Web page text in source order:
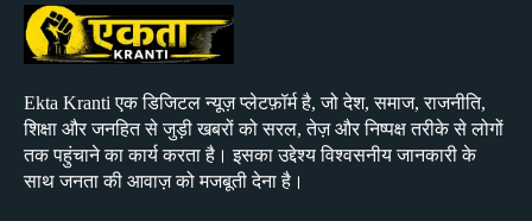
Ekta Kranti एक डिजिटल न्यूज़ प्लेटफ़ॉर्म है, जो देश, समाज, राजनीति,
शिक्षा और जनहित से जुड़ी खबरों को सरल, तेज़ और निष्पक्ष तरीके से लोगों
तक पहुंचाने का कार्य करता है। इसका उद्देश्य विश्वसनीय जानकारी के
साथ जनता की आवाज़ को मजबूती देना है।